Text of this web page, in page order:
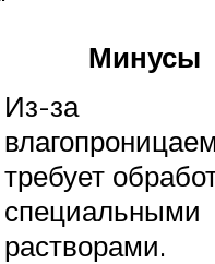
Минусы
Из-за
требует
специальными
растворами.